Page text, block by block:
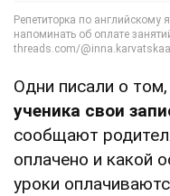
Одни писали о том,
ученика свои
сообщают
оплачено и какой
уроки